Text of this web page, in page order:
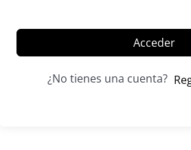
Acceder
¿No tienes una cuenta?